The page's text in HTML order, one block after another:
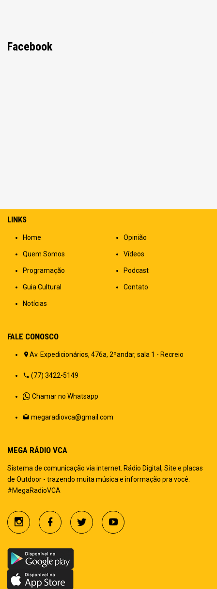
Facebook
LINKS
Home
Quem Somos
Programação
Guia Cultural
Notícias
Opinião
Vídeos
Podcast
Contato
FALE CONOSCO
Av. Expedicionários, 476a, 2ºandar, sala 1 - Recreio
(77) 3422-5149
Chamar no Whatsapp
megaradiovca@gmail.com
MEGA RÁDIO VCA
Sistema de comunicação via internet. Rádio Digital, Site e placas
de Outdoor - trazendo muita música e informação pra você.
#MegaRadioVCA